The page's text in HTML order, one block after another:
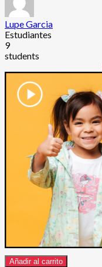
Lupe Garcia
Estudiantes
9
students
Añadir al carrito